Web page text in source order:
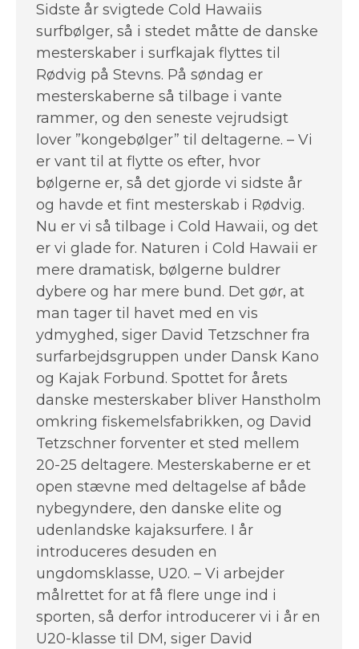
Sidste år svigtede Cold Hawaiis
surfbølger, så i stedet måtte de danske
mesterskaber i surfkajak flyttes til
Rødvig på Stevns. På søndag er
mesterskaberne så tilbage i vante
rammer, og den seneste vejrudsigt
lover ”kongebølger” til deltagerne. – Vi
er vant til at flytte os efter, hvor
bølgerne er, så det gjorde vi sidste år
og havde et fint mesterskab i Rødvig.
Nu er vi så tilbage i Cold Hawaii, og det
er vi glade for. Naturen i Cold Hawaii er
mere dramatisk, bølgerne buldrer
dybere og har mere bund. Det gør, at
man tager til havet med en vis
ydmyghed, siger David Tetzschner fra
surfarbejdsgruppen under Dansk Kano
og Kajak Forbund. Spottet for årets
danske mesterskaber bliver Hanstholm‎
omkring fiskemelsfabrikken, og David
Tetzschner forventer et sted mellem
20-25 deltagere. Mesterskaberne er et
open stævne med deltagelse af både
nybegyndere, den danske elite og
udenlandske kajaksurfere. I år
introduceres desuden en
ungdomsklasse, U20. – Vi arbejder
målrettet for at få flere unge ind i
sporten, så derfor introducerer vi i år en
U20-klasse til DM, siger David